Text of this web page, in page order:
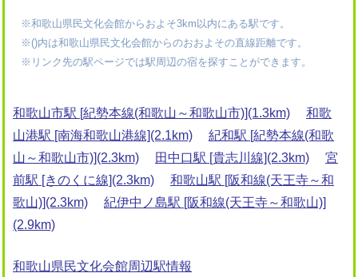
※和歌山県民文化会館からおよそ3km以内にある駅です。
※()内は和歌山県民文化会館からのおおよその直線距離です。
※リンク先の駅ページでは駅周辺の宿を探すことができます。
和歌山市駅 [紀勢本線(和歌山～和歌山市)](1.3km)
和歌
山港駅 [南海和歌山港線](2.1km)
紀和駅 [紀勢本線(和歌
山～和歌山市)](2.3km)
田中口駅 [貴志川線](2.3km)
宮
前駅 [きのくに線](2.3km)
和歌山駅 [阪和線(天王寺～和
歌山)](2.3km)
紀伊中ノ島駅 [阪和線(天王寺～和歌山)]
(2.9km)
和歌山県民文化会館周辺駅情報